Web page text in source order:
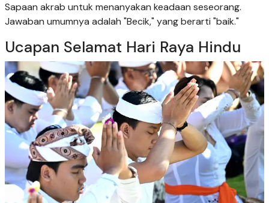
Sapaan akrab untuk menanyakan keadaan seseorang.
Jawaban umumnya adalah "Becik," yang berarti "baik."
Ucapan Selamat Hari Raya Hindu